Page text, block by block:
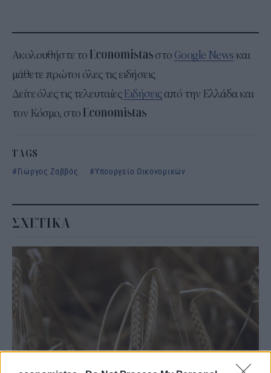
Ακολουθήστε το στο Google Newsκαι
μάθετε πρώτοι όλες τις ειδήσεις
Δείτε όλες τις τελευταίεςΕιδήσειςαπό την Ελλάδα και
τον Κόσμο, στο
TAGS
Γιώργος Ζαββός
Υπουργείο Οικονομικών
ΣΧΕΤΙΚΑ